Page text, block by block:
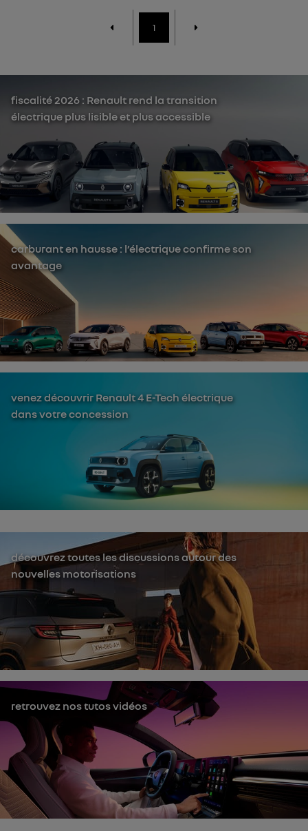
1
fiscalité 2026 : Renault rend la transition
électrique plus lisible et plus accessible
carburant en hausse : l’électrique confirme son
avantage
venez découvrir Renault 4 E-Tech électrique
dans votre concession
découvrez toutes les discussions autour des
nouvelles motorisations
retrouvez nos tutos vidéos